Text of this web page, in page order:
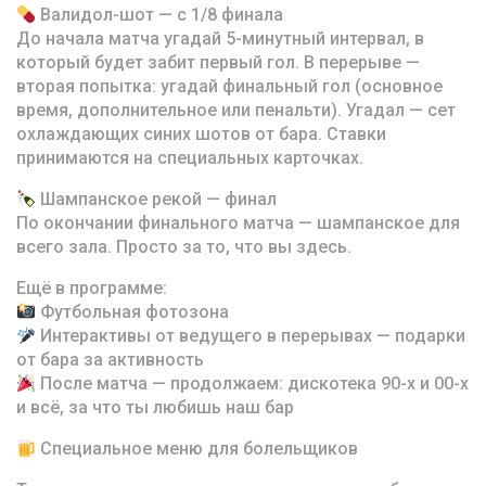
Валидол-шот — с 1/8 финала
До начала матча угадай 5-минутный интервал, в
который будет забит первый гол. В перерыве —
вторая попытка: угадай финальный гол (основное
время, дополнительное или пенальти). Угадал — сет
охлаждающих синих шотов от бара. Ставки
принимаются на специальных карточках.
Шампанское рекой — финал
По окончании финального матча — шампанское для
всего зала. Просто за то, что вы здесь.
Ещё в программе:
Футбольная фотозона
Интерактивы от ведущего в перерывах — подарки
от бара за активность
После матча — продолжаем: дискотека 90-х и 00-х
и всё, за что ты любишь наш бар
Специальное меню для болельщиков